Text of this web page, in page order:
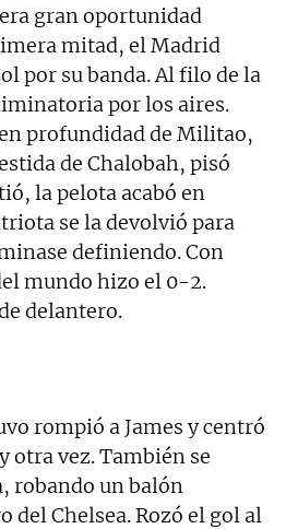
gran oportunidad
mitad, el Madrid
por su banda. Al filo de la
por los aires.
profundidad de Militao,
de Chalobah, pisó
la pelota acabó en
se la devolvió para
definiendo. Con
mundo hizo el 0-2.
delantero.
rompió a James y centró
otra vez. También se
robando un balón
del Chelsea. Rozó el gol al